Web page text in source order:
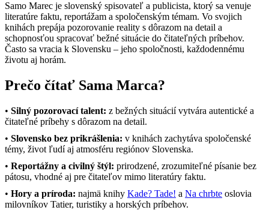
Samo Marec je slovenský spisovateľ a publicista, ktorý sa venuje
literatúre faktu, reportážam a spoločenským témam. Vo svojich
knihách prepája pozorovanie reality s dôrazom na detail a
schopnosťou spracovať bežné situácie do čitateľných príbehov.
Často sa vracia k Slovensku – jeho spoločnosti, každodennému
životu aj horám.
Prečo čítať Sama Marca?
• Silný pozorovací talent: z bežných situácií vytvára autentické a
čitateľné príbehy s dôrazom na detail.
• Slovensko bez prikrášlenia: v knihách zachytáva spoločenské
témy, život ľudí aj atmosféru regiónov Slovenska.
• Reportážny a civilný štýl: prirodzené, zrozumiteľné písanie bez
pátosu, vhodné aj pre čitateľov mimo literatúry faktu.
• Hory a príroda: najmä knihy Kade? Tade! a Na chrbte oslovia
milovníkov Tatier, turistiky a horských príbehov.